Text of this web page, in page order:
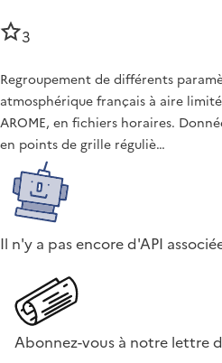
3
Regroupement de différents
atmosphérique français à aire
AROME, en fichiers horaires.
en points de grille réguliè…
Il n'y a pas encore d'API
Abonnez-vous à notre lettre